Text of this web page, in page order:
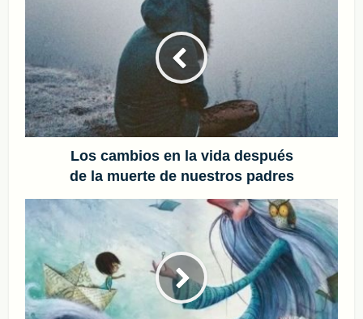
Los cambios en la vida después
de la muerte de nuestros padres